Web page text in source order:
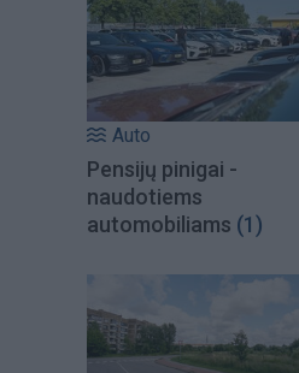
Auto
Pensijų pinigai -
naudotiems
automobiliams (1)